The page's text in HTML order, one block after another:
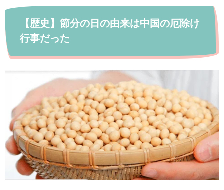
【歴史】節分の日の由来は中国の厄除け
行事だった